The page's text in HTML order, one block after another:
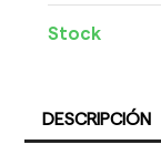
Stock
DESCRIPCIÓN